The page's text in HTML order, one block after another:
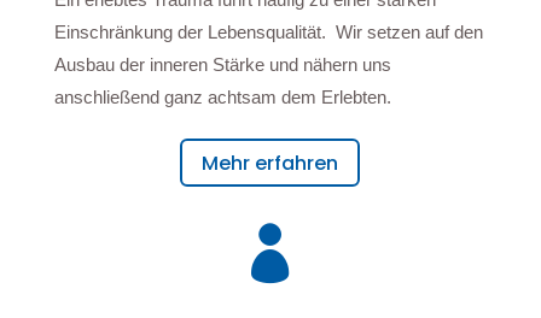
Einschränkung der Lebensqualität. Wir setzen auf den
Ausbau der inneren Stärke und nähern uns
anschließend ganz achtsam dem Erlebten.
Mehr erfahren
